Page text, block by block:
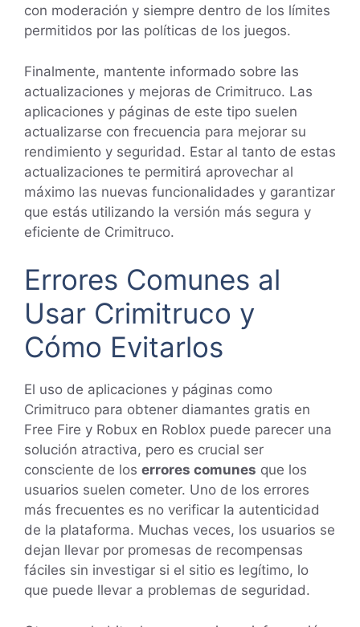
con moderación y siempre dentro de los límites
permitidos por las políticas de los juegos.
Finalmente, mantente informado sobre las
actualizaciones y mejoras de Crimitruco. Las
aplicaciones y páginas de este tipo suelen
actualizarse con frecuencia para mejorar su
rendimiento y seguridad. Estar al tanto de estas
actualizaciones te permitirá aprovechar al
máximo las nuevas funcionalidades y garantizar
que estás utilizando la versión más segura y
eficiente de Crimitruco.
Errores Comunes al
Usar Crimitruco y
Cómo Evitarlos
El uso de aplicaciones y páginas como
Crimitruco para obtener diamantes gratis en
Free Fire y Robux en Roblox puede parecer una
solución atractiva, pero es crucial ser
consciente de los errores comunes que los
usuarios suelen cometer. Uno de los errores
más frecuentes es no verificar la autenticidad
de la plataforma. Muchas veces, los usuarios se
dejan llevar por promesas de recompensas
fáciles sin investigar si el sitio es legítimo, lo
que puede llevar a problemas de seguridad.